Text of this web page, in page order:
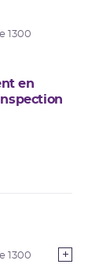
1300
en
1300